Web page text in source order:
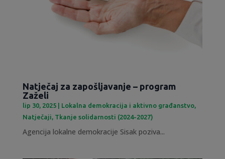
Natječaj za zapošljavanje – program
Zaželi
lip 30, 2025| Lokalna demokracija i aktivno građanstvo,
Natječaji, Tkanje solidarnosti (2024-2027)
Agencija lokalne demokracije Sisak poziva...